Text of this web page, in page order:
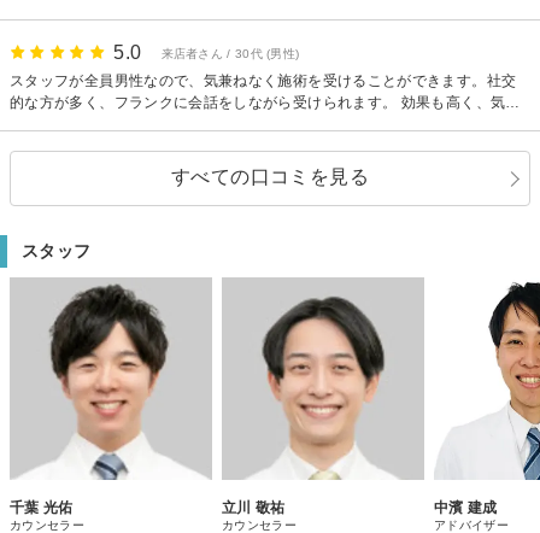
5.0 来店者さん / 30代 (男性)
スタッフが全員男性なので、気兼ねなく施術を受けることができます。社交
的な方が多く、フランクに会話をしながら受けられます。 効果も高く、気に
すべての口コミを見る
スタッフ
千葉 光佑
カウンセラー
立川 敬祐
カウンセラー
中濱 建成
アドバイザー